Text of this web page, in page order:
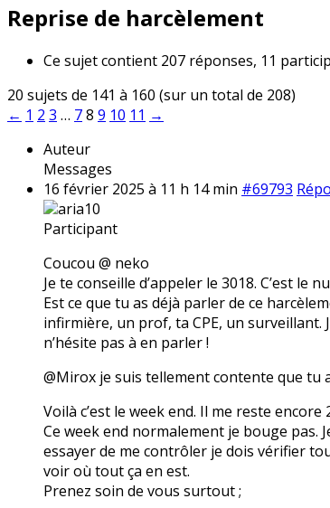
Reprise de harcèlement
Ce sujet contient 207 réponses, 11
20 sujets de 141 à 160 (sur un total de 208)
← 1 2 3 … 78 9 10 11 →
Auteur
Messages
16 février 2025 à 11 h 14 min #69793
aria10
Participant
Coucou @ neko
Je te conseille d’appeler le 3018. C’est
Est ce que tu as déjà parler de ce
infirmière, un prof, ta CPE, un surveillant.
n’hésite pas à en parler !
@Mirox je suis tellement contente que tu
Voilà c’est le week end. Il me reste
Ce week end normalement je bouge pas.
essayer de me contrôler je dois vérifier
voir où tout ça en est.
Prenez soin de vous surtout ;